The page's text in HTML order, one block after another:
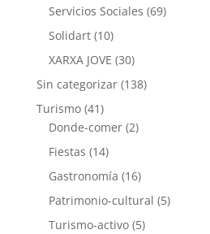
Servicios Sociales (69)
Solidart(10)
XARXA JOVE (30)
Sin categorizar(138)
Turismo(41)
Donde-comer(2)
Fiestas (14)
Gastronomía (16)
Patrimonio-cultural (5)
Turismo-activo(5)